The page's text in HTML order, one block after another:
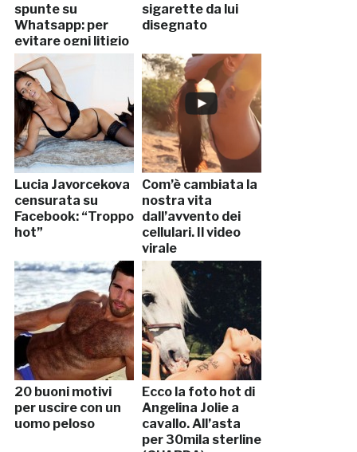
spunte su
Whatsapp: per
evitare ogni litigio
sigarette da lui
disegnato
Lucia Javorcekova
censurata su
Facebook: “Troppo
hot”
Com’è cambiata la
nostra vita
dall’avvento dei
cellulari. Il video
virale
20 buoni motivi
per uscire con un
uomo peloso
Ecco la foto hot di
Angelina Jolie a
cavallo. All’asta
per 30mila sterline